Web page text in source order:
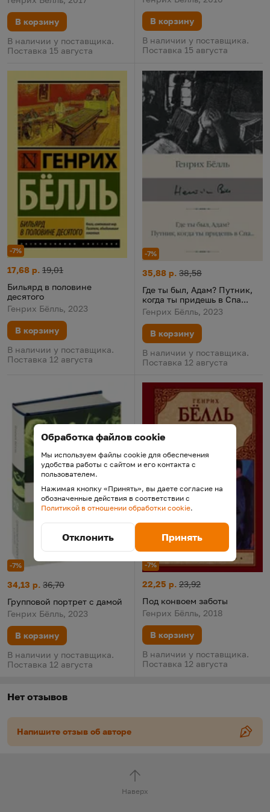
В корзину
В наличии у поставщика.
Поставка 15 августа
В корзину
В наличии у поставщика.
Поставка 15 августа
-7%
Бильярд в половине десятого
Цена:
17,68 р.
Старая цена:
19,01
Бильярд в половине
десятого
Генрих Бёлль, 2023
В корзину
В наличии у поставщика.
Поставка 12 августа
-7%
Где ты был, Адам? Путник,
Цена:
35,88 р.
Старая цена:
38,58
Где ты был, Адам? Путник,
когда ты придешь в Спа...
Генрих Бёлль, 2023
В корзину
В наличии у поставщика.
Поставка 12 августа
-7%
Групповой портрет с дамой
Цена:
34,13 р.
Старая цена:
36,70
Групповой портрет с дамой
Генрих Бёлль, 2023
В корзину
В наличии у поставщика.
Поставка 12 августа
-7%
Под конвоем заботы
Цена:
22,25 р.
Старая цена:
23,92
Под конвоем заботы
Генрих Бёлль, 2018
В корзину
В наличии у поставщика.
Поставка 12 августа
Нет отзывов
Напишите отзыв об авторе
Наверх
Обработка файлов cookie
Мы используем файлы cookie для обеспечения
удобства работы с сайтом и его контакта с
пользователем.
Нажимая кнопку «Принять», вы даете согласие на
обозначенные действия в соответствии с
Политикой в отношении обработки cookie.
Отклонить Принять